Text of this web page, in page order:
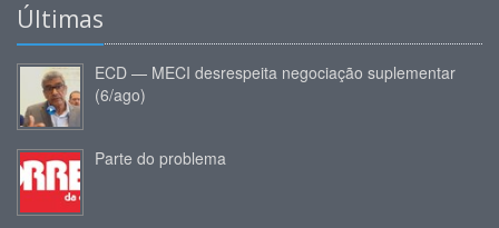
Últimas
ECD — MECI desrespeita negociação suplementar
(6/ago)
Parte do problema